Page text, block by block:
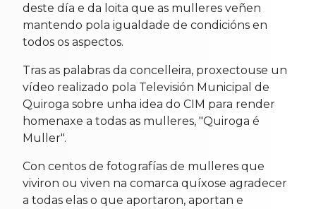
deste día e da loita que as mulleres veñen
mantendo pola igualdade de condicións en
todos os aspectos.
Tras as palabras da concelleira, proxectouse un
vídeo realizado pola Televisión Municipal de
Quiroga sobre unha idea do CIM para render
homenaxe a todas as mulleres, "Quiroga é
Muller".
Con centos de fotografías de mulleres que
viviron ou viven na comarca quíxose agradecer
a todas elas o que aportaron, aportan e